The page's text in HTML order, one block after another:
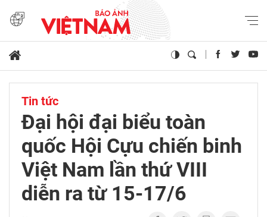
Tin tức
Đại hội đại biểu toàn
quốc Hội Cựu chiến binh
Việt Nam lần thứ VIII
diễn ra từ 15-17/6